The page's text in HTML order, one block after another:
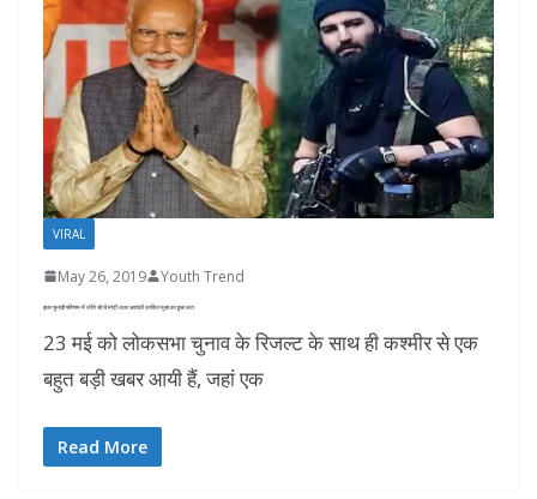
VIRAL
May 26, 2019 Youth Trend
इधर चुनावी परिणाम में जीते रहे थें मोदी उधर आतंकी ज़ाकिर मूसा का हुआ अंत
23 मई को लोकसभा चुनाव के रिजल्ट के साथ ही कश्मीर से एक
बहुत बड़ी खबर आयी हैं, जहां एक
Read More